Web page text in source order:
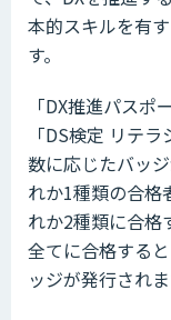
本的スキルを有
す。
「DX推進パスポ
「DS検定 リテ
数に応じたバッ
れか1種類の合格
れか2種類に合格
全てに合格する
ッジが発行されま